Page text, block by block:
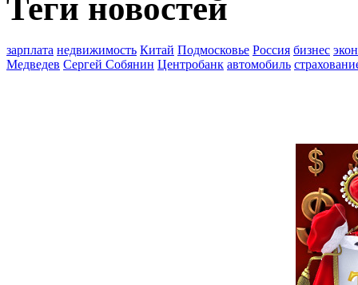
Теги новостей
зарплата недвижимость Китай Подмосковье Россия бизнес
Медведев Сергей Собянин Центробанк автомобиль